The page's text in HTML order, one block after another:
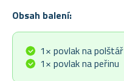
Obsah balení:
1× povlak na polštář
1× povlak na peřinu